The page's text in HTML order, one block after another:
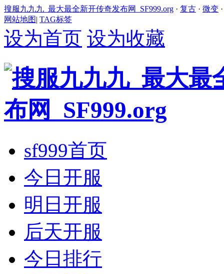
搜服九九九_最大最全新开传奇发布网_SF999.org · 复古 · 微变
网站地图| TAG标签
设为首页 设为收藏
sf999首页
今日开服
明日开服
后天开服
今日排行